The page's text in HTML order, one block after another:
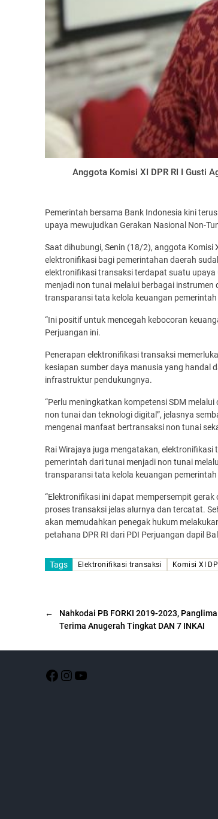
Anggota Komisi XI DPR RI I Gusti
Pemerintah bersama Bank Indonesia kini
upaya mewujudkan Gerakan Nasional Non-
Saat dihubungi, Senin (18/2), anggota Komisi
elektronifikasi bagi pemerintahan daerah
elektronifikasi transaksi terdapat suatu
menjadi non tunai melalui berbagai
transparansi tata kelola keuangan
“Ini positif untuk mencegah kebocoran
Perjuangan ini.
Penerapan elektronifikasi transaksi
kesiapan sumber daya manusia yang handal
infrastruktur pendukungnya.
“Perlu meningkatkan kompetensi SDM
non tunai dan teknologi digital”, jelasnya
mengenai manfaat bertransaksi non tunai
Rai Wirajaya juga mengatakan,
pemerintah dari tunai menjadi non tunai
transparansi tata kelola keuangan
“Elektronifikasi ini dapat mempersempit
proses transaksi jelas alurnya dan tercatat.
akan memudahkan penegak hukum
petahana DPR RI dari PDI Perjuangan dapil
Tags Elektronifikasi transaksi Komisi XI
←
Nahkodai PB FORKI 2019-2023,
Terima Anugerah Tingkat DAN 7 INKAI